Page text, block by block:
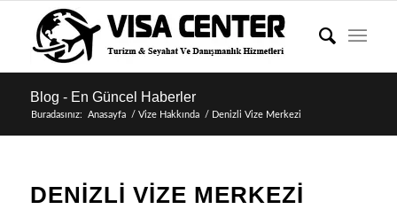
Blog - En Güncel Haberler
Buradasınız: Anasayfa / Vize Hakkında / Denizli Vize Merkezi
DENIZLI VIZE MERKEZI